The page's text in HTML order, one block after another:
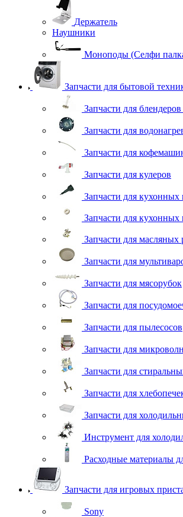
Держатель
Наушники
Моноподы (Селфи
Запчасти для бытовой
Запчасти для
Запчасти для
Запчасти для
Запчасти для кулеров
Запчасти для кухонных
Запчасти для кухонных
Запчасти для масляных
Запчасти для
Запчасти для мясорубок
Запчасти для
Запчасти для пылесосов
Запчасти для
Запчасти для
Запчасти для
Запчасти для
Инструмент для
Расходные материалы
Запчасти для игровых
Sony